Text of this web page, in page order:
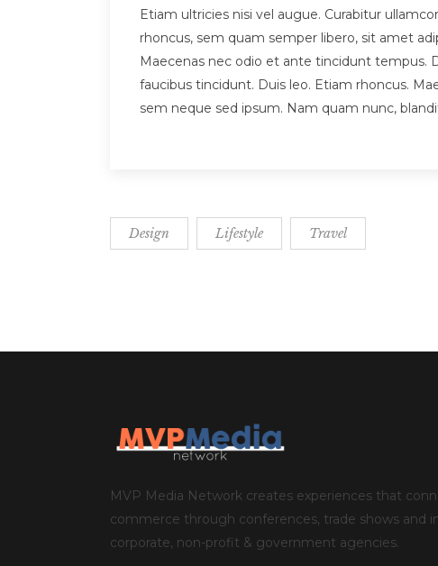
Etiam ultricies nisi vel augue. Curabitur
rhoncus, sem quam semper libero, sit amet
Maecenas nec odio et ante tincidunt tempus.
faucibus tincidunt. Duis leo. Etiam rhoncus.
sem neque sed ipsum. Nam quam nunc,
Design Lifestyle Travel
MVP Media Network creates experiences that
commerce through conferences, trade shows and
corporate, non-profit & government agencies.